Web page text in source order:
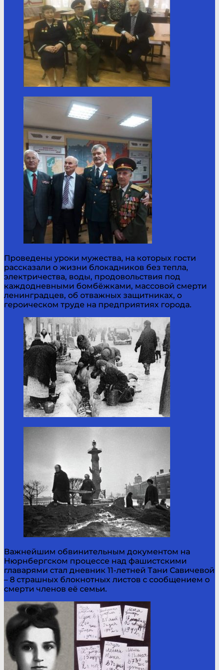
Проведены уроки мужества, на которых гости
рассказали о жизни блокадников без тепла,
электричества, воды, продовольствия под
каждодневными бомбёжками, массовой смерти
ленинградцев, об отважных защитниках, о
героическом труде на предприятиях города.
Важнейшим обвинительным документом на
Нюрнбергском процессе над фашистскими
главарями стал дневник 11-летней Тани Савичевой
– 8 страшных блокнотных листов с сообщением о
смерти членов её семьи.